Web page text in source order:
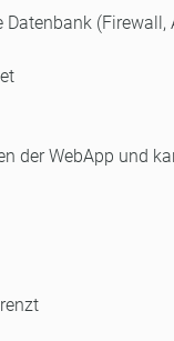
(Firewall,
der WebApp und